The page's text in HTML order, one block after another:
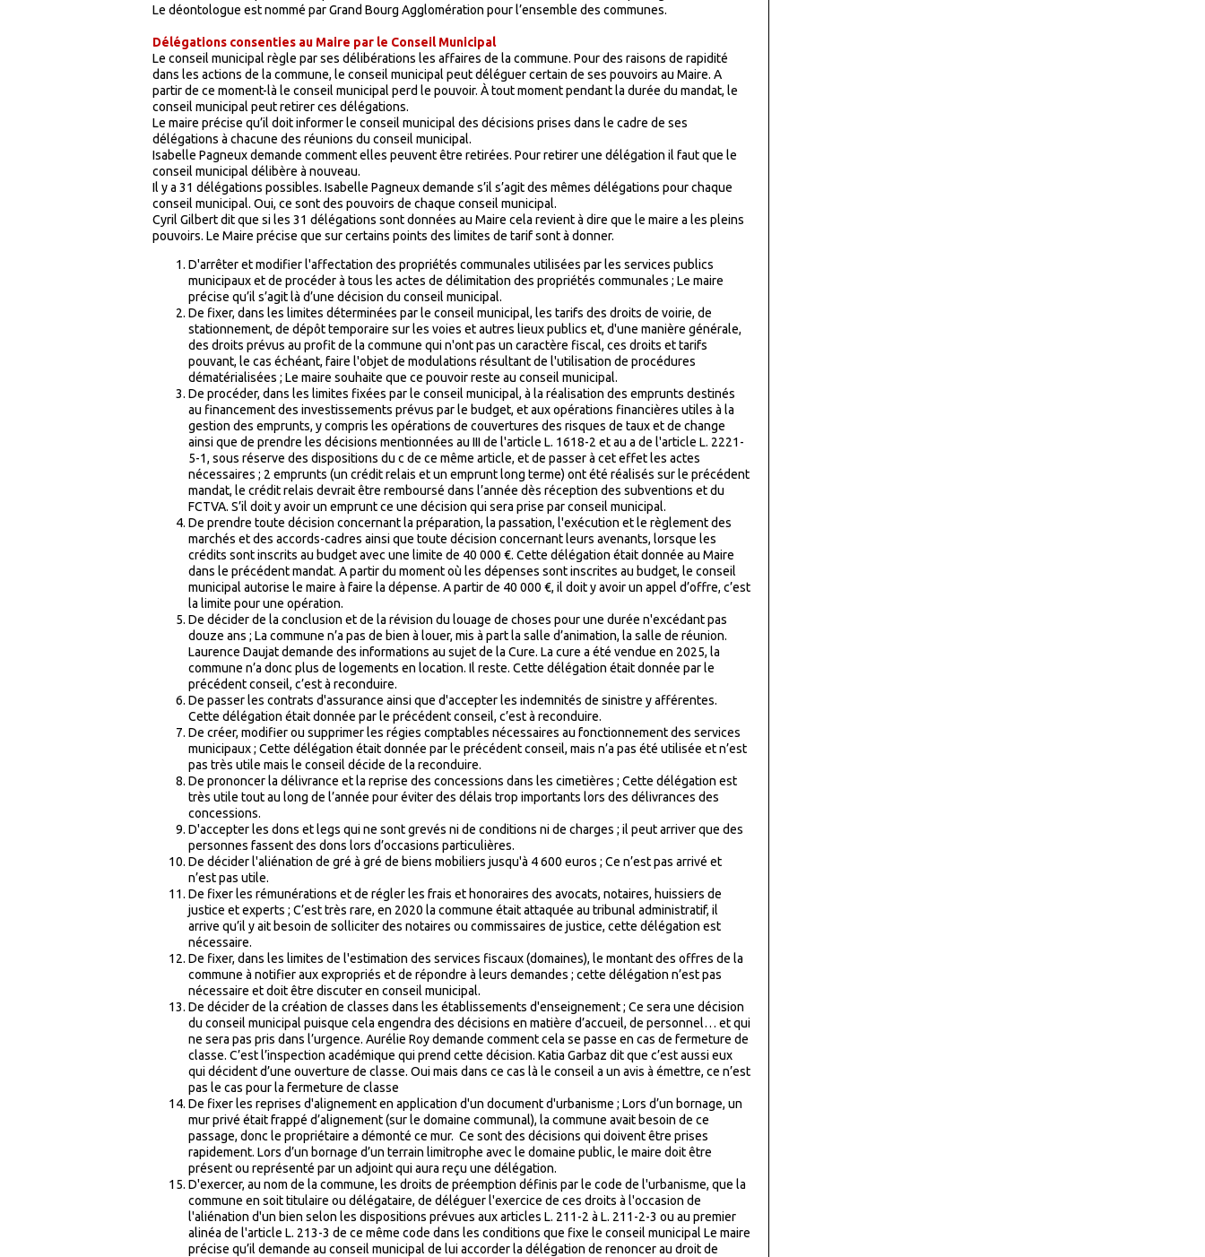
Le déontologue est nommé par Grand Bourg Agglomération pour l’ensemble des communes.
Délégations consenties au Maire par le Conseil Municipal
Le conseil municipal règle par ses délibérations les affaires de la commune. Pour des raisons de rapidité
dans les actions de la commune, le conseil municipal peut déléguer certain de ses pouvoirs au Maire. A
partir de ce moment-là le conseil municipal perd le pouvoir. À tout moment pendant la durée du mandat, le
conseil municipal peut retirer ces délégations.
Le maire précise qu’il doit informer le conseil municipal des décisions prises dans le cadre de ses
délégations à chacune des réunions du conseil municipal.
Isabelle Pagneux demande comment elles peuvent être retirées. Pour retirer une délégation il faut que le
conseil municipal délibère à nouveau.
Il y a 31 délégations possibles. Isabelle Pagneux demande s’il s’agit des mêmes délégations pour chaque
conseil municipal. Oui, ce sont des pouvoirs de chaque conseil municipal.
Cyril Gilbert dit que si les 31 délégations sont données au Maire cela revient à dire que le maire a les pleins
pouvoirs. Le Maire précise que sur certains points des limites de tarif sont à donner.
D'arrêter et modifier l'affectation des propriétés communales utilisées par les services publics
municipaux et de procéder à tous les actes de délimitation des propriétés communales ; Le maire
précise qu’il s’agit là d’une décision du conseil municipal.
De fixer, dans les limites déterminées par le conseil municipal, les tarifs des droits de voirie, de
stationnement, de dépôt temporaire sur les voies et autres lieux publics et, d'une manière générale,
des droits prévus au profit de la commune qui n'ont pas un caractère fiscal, ces droits et tarifs
pouvant, le cas échéant, faire l'objet de modulations résultant de l'utilisation de procédures
dématérialisées ; Le maire souhaite que ce pouvoir reste au conseil municipal.
De procéder, dans les limites fixées par le conseil municipal, à la réalisation des emprunts destinés
au financement des investissements prévus par le budget, et aux opérations financières utiles à la
gestion des emprunts, y compris les opérations de couvertures des risques de taux et de change
ainsi que de prendre les décisions mentionnées au III de l'article L. 1618-2 et au a de l'article L. 2221-
5-1, sous réserve des dispositions du c de ce même article, et de passer à cet effet les actes
nécessaires ; 2 emprunts (un crédit relais et un emprunt long terme) ont été réalisés sur le précédent
mandat, le crédit relais devrait être remboursé dans l’année dès réception des subventions et du
FCTVA. S’il doit y avoir un emprunt ce une décision qui sera prise par conseil municipal.
De prendre toute décision concernant la préparation, la passation, l'exécution et le règlement des
marchés et des accords-cadres ainsi que toute décision concernant leurs avenants, lorsque les
crédits sont inscrits au budget avec une limite de 40 000 €. Cette délégation était donnée au Maire
dans le précédent mandat. A partir du moment où les dépenses sont inscrites au budget, le conseil
municipal autorise le maire à faire la dépense. A partir de 40 000 €, il doit y avoir un appel d’offre, c’est
la limite pour une opération.
De décider de la conclusion et de la révision du louage de choses pour une durée n'excédant pas
douze ans ; La commune n’a pas de bien à louer, mis à part la salle d’animation, la salle de réunion.
Laurence Daujat demande des informations au sujet de la Cure. La cure a été vendue en 2025, la
commune n’a donc plus de logements en location. Il reste. Cette délégation était donnée par le
précédent conseil, c’est à reconduire.
De passer les contrats d'assurance ainsi que d'accepter les indemnités de sinistre y afférentes.
Cette délégation était donnée par le précédent conseil, c’est à reconduire.
De créer, modifier ou supprimer les régies comptables nécessaires au fonctionnement des services
municipaux ; Cette délégation était donnée par le précédent conseil, mais n’a pas été utilisée et n’est
pas très utile mais le conseil décide de la reconduire.
De prononcer la délivrance et la reprise des concessions dans les cimetières ; Cette délégation est
très utile tout au long de l’année pour éviter des délais trop importants lors des délivrances des
concessions.
D'accepter les dons et legs qui ne sont grevés ni de conditions ni de charges ; il peut arriver que des
personnes fassent des dons lors d’occasions particulières.
De décider l'aliénation de gré à gré de biens mobiliers jusqu'à 4 600 euros ; Ce n’est pas arrivé et
n’est pas utile.
De fixer les rémunérations et de régler les frais et honoraires des avocats, notaires, huissiers de
justice et experts ; C’est très rare, en 2020 la commune était attaquée au tribunal administratif, il
arrive qu’il y ait besoin de solliciter des notaires ou commissaires de justice, cette délégation est
nécessaire.
De fixer, dans les limites de l'estimation des services fiscaux (domaines), le montant des offres de la
commune à notifier aux expropriés et de répondre à leurs demandes ; cette délégation n’est pas
nécessaire et doit être discuter en conseil municipal.
De décider de la création de classes dans les établissements d'enseignement ; Ce sera une décision
du conseil municipal puisque cela engendra des décisions en matière d’accueil, de personnel… et qui
ne sera pas pris dans l’urgence. Aurélie Roy demande comment cela se passe en cas de fermeture de
classe. C’est l’inspection académique qui prend cette décision. Katia Garbaz dit que c’est aussi eux
qui décident d’une ouverture de classe. Oui mais dans ce cas là le conseil a un avis à émettre, ce n’est
pas le cas pour la fermeture de classe
De fixer les reprises d'alignement en application d'un document d'urbanisme ; Lors d’un bornage, un
mur privé était frappé d’alignement (sur le domaine communal), la commune avait besoin de ce
passage, donc le propriétaire a démonté ce mur. Ce sont des décisions qui doivent être prises
rapidement. Lors d’un bornage d’un terrain limitrophe avec le domaine public, le maire doit être
présent ou représenté par un adjoint qui aura reçu une délégation.
D'exercer, au nom de la commune, les droits de préemption définis par le code de l'urbanisme, que la
commune en soit titulaire ou délégataire, de déléguer l'exercice de ces droits à l'occasion de
l'aliénation d'un bien selon les dispositions prévues aux articles L. 211-2 à L. 211-2-3 ou au premier
alinéa de l'article L. 213-3 de ce même code dans les conditions que fixe le conseil municipal Le maire
précise qu’il demande au conseil municipal de lui accorder la délégation de renoncer au droit de